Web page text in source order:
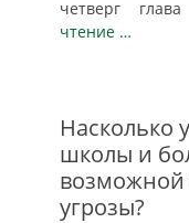
четверг
чтение …
Насколько
школы и
возможной
угрозы?